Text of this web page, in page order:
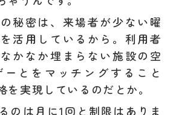
秘密は、来場者が少ない曜
活用しているから。利用者
かなか埋まらない施設の空
ーとをマッチングすること
を実現しているのだとか。
のは月に1回と制限はありま